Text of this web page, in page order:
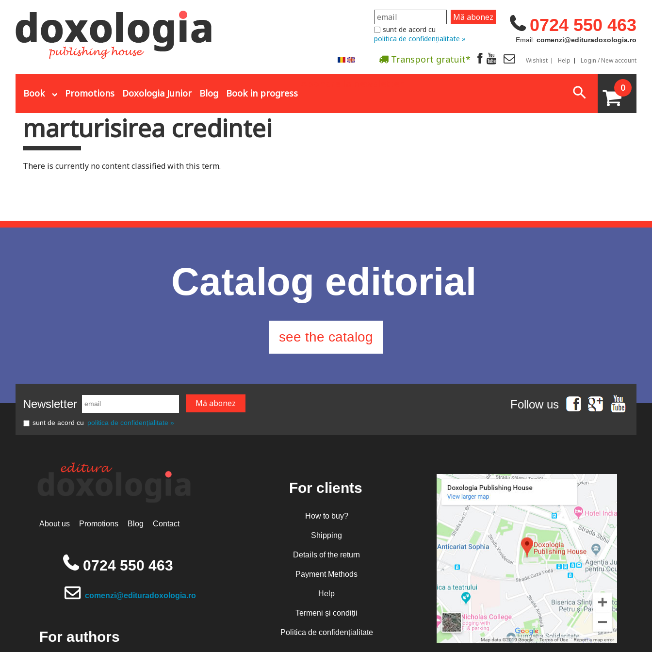
0724 550 463
Email: comenzi@edituradoxologia.ro
sunt de acord cu
politica de confidențialitate »
Transport gratuit* Wishlist Help Login / New account
Book Promotions Doxologia Junior Blog Book in progress 0
You are here
marturisirea credintei
There is currently no content classified with this term.
Catalog editorial
see the catalog
Newsletter
sunt de acord cu politica de confidențialitate »
Follow us
About us Promotions Blog Contact
0724 550 463
comenzi@edituradoxologia.ro
For authors
For clients
How to buy?
Shipping
Details of the return
Payment Methods
Help
Termeni și condiții
Politica de confidențialitate